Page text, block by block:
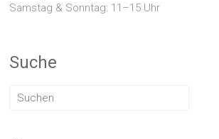
Samstag & Sonntag: 11–15 Uhr
Suche